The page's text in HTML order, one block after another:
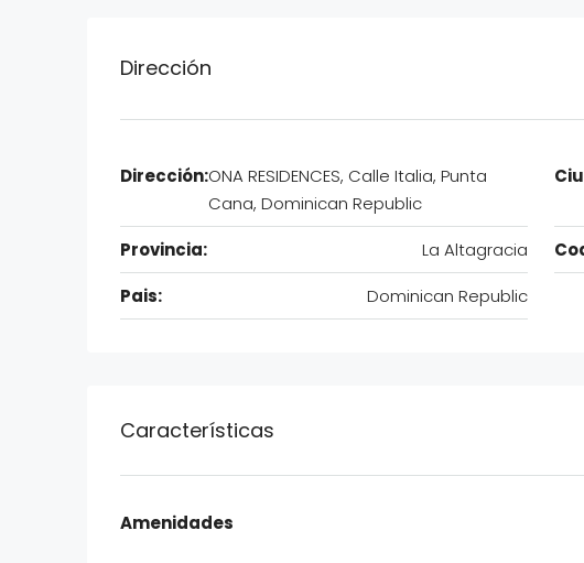
Dirección
Dirección:ONA RESIDENCES, Calle Italia, Punta
Cana, Dominican Republic
Provincia: La Altagracia
Pais:
Dominican Republic
Características
Amenidades